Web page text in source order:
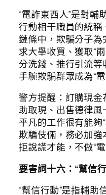
“電詐東西人”是對輔
行動相干職員的統
鏈條中，欺騙分子
求大舉收買、獲取“
分洗錢、推行引流
手腕欺騙群眾成為“
警方提醒：訂購現
助取現、出售德律
平凡的工作很有能夠
欺騙伎倆，務必加強
拒說謊才能，不做“電
要害詞十六：“幫信
“幫信行動”是指輔助